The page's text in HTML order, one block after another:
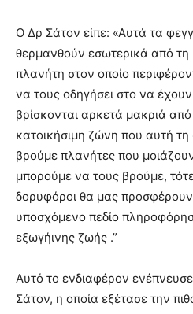
Ο Δρ Σάτον είπε: «Αυτά τα
θερμανθούν εσωτερικά από τη
πλανήτη στον οποίο
να τους οδηγήσει στο να
βρίσκονται αρκετά μακριά
κατοικήσιμη ζώνη που αυτή
βρούμε πλανήτες που
μπορούμε να τους βρούμε, τότε
δορυφόροι θα μας προσφέρουν
υποσχόμενο πεδίο
εξωγήινης ζωής .”
Αυτό το ενδιαφέρον
Σάτον, η οποία εξέτασε την